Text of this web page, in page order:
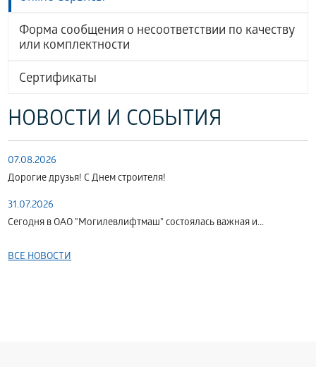
Форма сообщения о несоответствии по качеству
или комплектности
Сертификаты
НОВОСТИ И СОБЫТИЯ
07.08.2026
Дорогие друзья! С Днем строителя!
31.07.2026
Сегодня в ОАО "Могилевлифтмаш" состоялась важная и...
ВСЕ НОВОСТИ